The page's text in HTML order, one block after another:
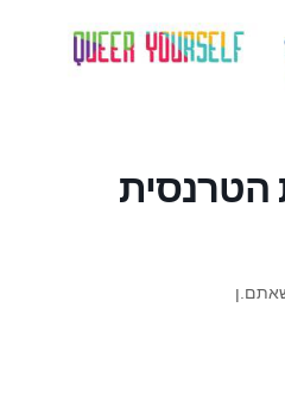
הטרנסית